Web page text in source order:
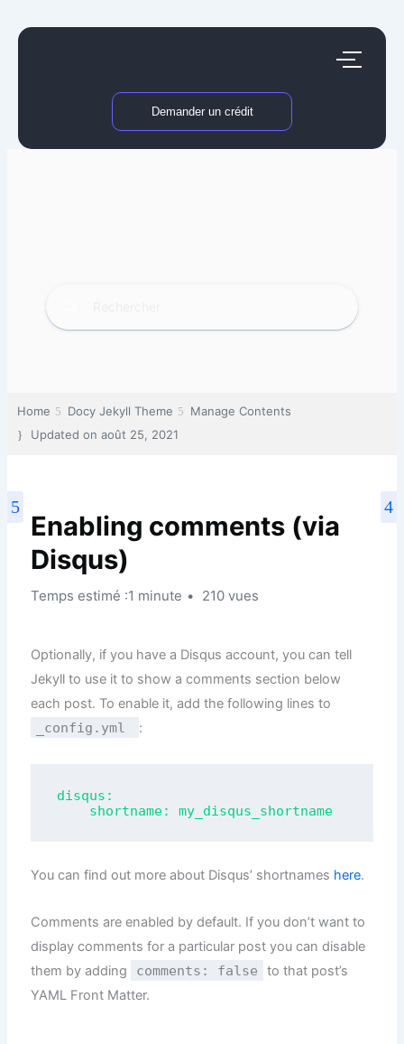
Demander un crédit
Home Docy Jekyll Theme
Manage Contents
Updated on août 25, 2021
Enabling comments (via
Disqus)
Temps estimé :1 minute 210 vues
Optionally, if you have a Disqus account, you can tell
Jekyll to use it to show a comments section below
each post. To enable it, add the following lines to
_config.yml :
disqus:
You can find out more about Disqus’ shortnames here.
Comments are enabled by default. If you don’t want to
display comments for a particular post you can disable
them by adding
comments: false
to that post’s
YAML Front Matter.